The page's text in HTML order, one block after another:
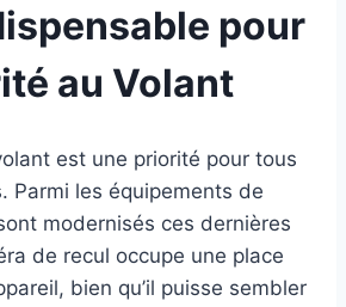
pour
au Volant
est une priorité pour tous
Parmi les équipements de
modernisés ces dernières
de recul occupe une place
bien qu’il puisse sembler